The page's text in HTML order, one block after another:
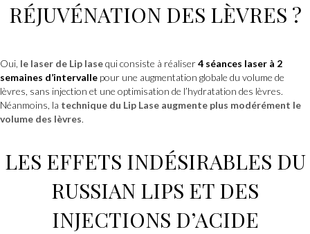
RÉJUVÉNATION DES LÈVRES ?
Oui, le laser de Lip lasequi consiste à réaliser4 séances laser à 2
semaines d’intervalle pour une augmentation globale du volume de
lèvres, sans injection et une optimisation de l’hydratation des lèvres.
Néanmoins, la technique du Lip Lase augmente plus modérément le
volume des lèvres.
LES EFFETS INDÉSIRABLES DU
RUSSIAN LIPS ET DES
INJECTIONS D’ACIDE